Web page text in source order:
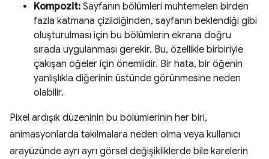
Kompozit: Sayfanın bölümleri muhtemelen birden
fazla katmana çizildiğinden, sayfanın beklendiği gibi
oluşturulması için bu bölümlerin ekrana doğru
sırada uygulanması gerekir. Bu, özellikle birbiriyle
çakışan öğeler için önemlidir. Bir hata, bir öğenin
yanlışlıkla diğerinin üstünde görünmesine neden
olabilir.
Pixel ardışık düzeninin bu bölümlerinin her biri,
animasyonlarda takılmalara neden olma veya kullanıcı
arayüzünde ayrı ayrı görsel değişikliklerde bile karelerin